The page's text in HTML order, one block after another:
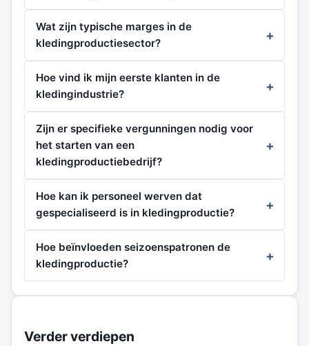
Wat zijn typische marges in de
kledingproductiesector?
Hoe vind ik mijn eerste klanten in de
kledingindustrie?
Zijn er specifieke vergunningen nodig voor
het starten van een
kledingproductiebedrijf?
Hoe kan ik personeel werven dat
gespecialiseerd is in kledingproductie?
Hoe beïnvloeden seizoenspatronen de
kledingproductie?
Verder verdiepen